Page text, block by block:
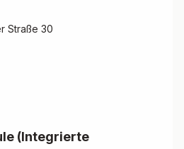
Straße 30
(Integrierte